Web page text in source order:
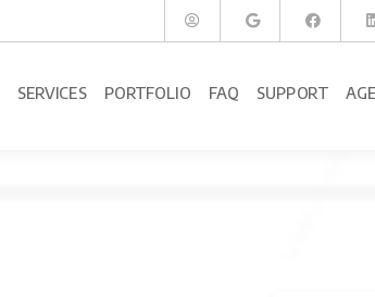
SERVICES PORTFOLIO FAQ SUPPORT